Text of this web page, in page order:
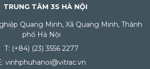
TRUNG TÂM 3S HÀ NỘI
Quang Minh, Xã Quang Minh, Thành
phố Hà Nội
T: (+84) (23) 3556 2277
vinhphuhanoi@vitrac.vn